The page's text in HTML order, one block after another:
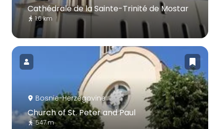
Cathédrale de la Sainte-Trinité de Mostar
1.6 km
Bosnie-Herzégovine
Church of St. Peter and Paul
547 m